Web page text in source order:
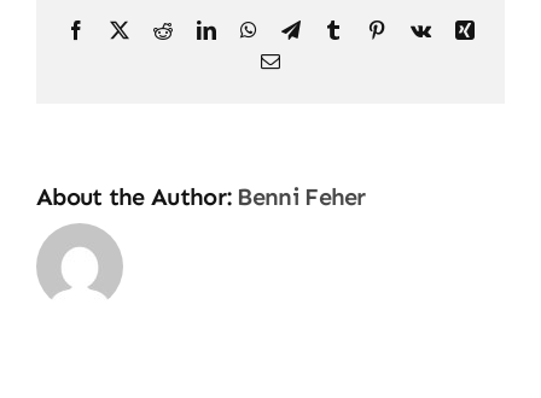
Facebook
X RedditLinkedInWhatsApp
TelegramTumblr PinterestVk
Xing
Email
About the Author: Benni Feher